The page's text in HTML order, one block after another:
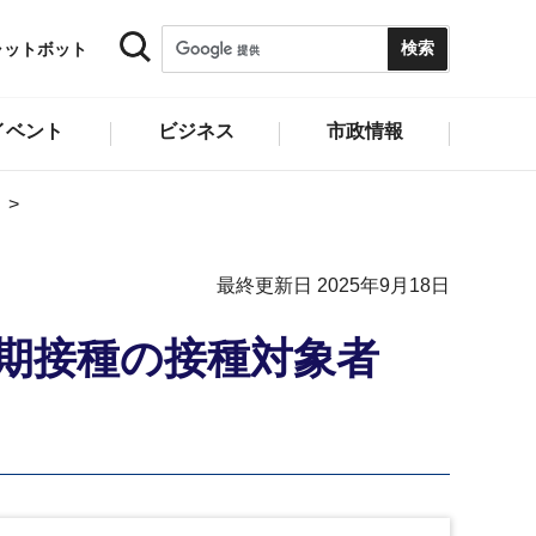
トボット
ント ビジネス 市政情報
最終更新日 2025年9月18日
接種の接種対象者